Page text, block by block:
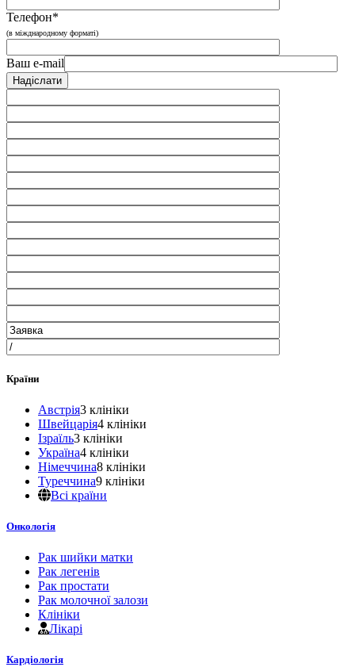
Телефон*
(в міжднародному форматі)
Ваш e-mail
Країни
Австрія3 клініки
Швейцарія4 клініки
Ізраїль3 клініки
Україна4 клініки
Німеччина8 клініки
Туреччина9 клініки
Всі країни
Онкологія
Рак шийки матки
Рак легенів
Рак простати
Рак молочної залози
Клініки
Лікарі
Кардіологія